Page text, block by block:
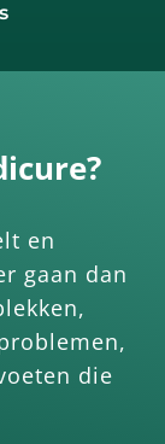
en
gaan dan
die